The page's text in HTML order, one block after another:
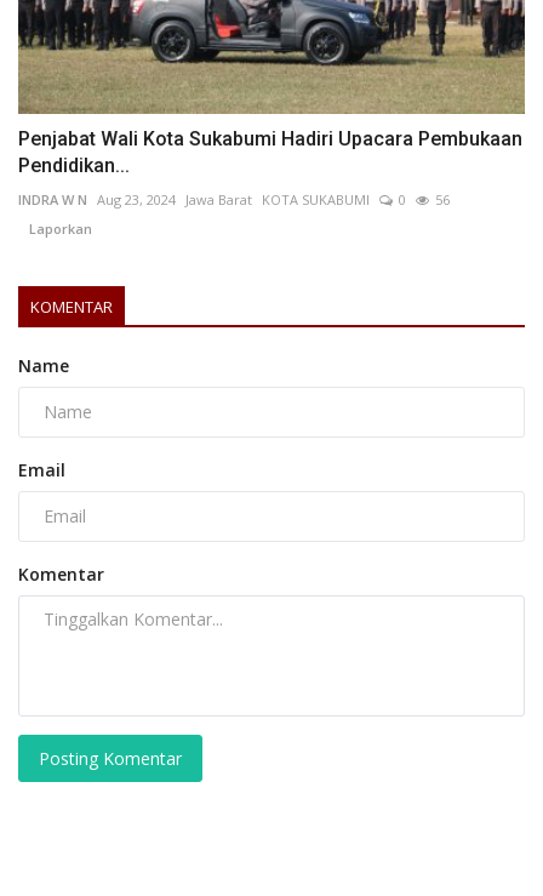
Penjabat Wali Kota Sukabumi Hadiri Upacara Pembukaan
Pendidikan...
INDRA W N Aug 23, 2024 Jawa Barat KOTA SUKABUMI 0
56
Laporkan
KOMENTAR
Name
Email
Komentar
Posting Komentar